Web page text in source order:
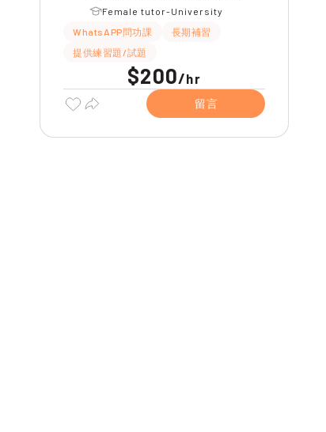
Female tutor-University
WhatsAPP問功課
長期補習
提供練習題/試題
$200/hr
留言